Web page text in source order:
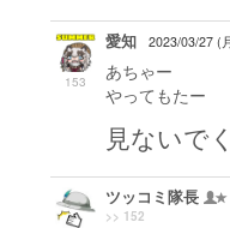
153
愛知 2023/03/27 (
あちゃー
やってもたー
見ないで
ツッコミ隊長
>> 152